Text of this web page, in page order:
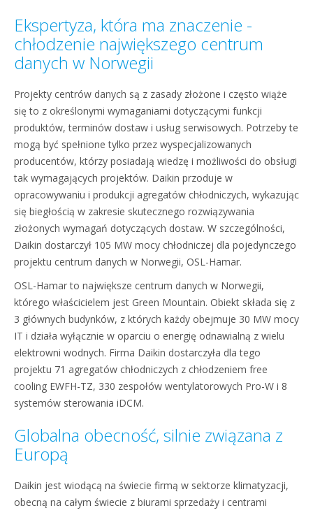
Ekspertyza, która ma znaczenie -
chłodzenie największego centrum
danych w Norwegii
Projekty centrów danych są z zasady złożone i często wiąże
się to z określonymi wymaganiami dotyczącymi funkcji
produktów, terminów dostaw i usług serwisowych. Potrzeby te
mogą być spełnione tylko przez wyspecjalizowanych
producentów, którzy posiadają wiedzę i możliwości do obsługi
tak wymagających projektów. Daikin przoduje w
opracowywaniu i produkcji agregatów chłodniczych, wykazując
się biegłością w zakresie skutecznego rozwiązywania
złożonych wymagań dotyczących dostaw. W szczególności,
Daikin dostarczył 105 MW mocy chłodniczej dla pojedynczego
projektu centrum danych w Norwegii, OSL-Hamar.
OSL-Hamar to największe centrum danych w Norwegii,
którego właścicielem jest Green Mountain. Obiekt składa się z
3 głównych budynków, z których każdy obejmuje 30 MW mocy
IT i działa wyłącznie w oparciu o energię odnawialną z wielu
elektrowni wodnych. Firma Daikin dostarczyła dla tego
projektu 71 agregatów chłodniczych z chłodzeniem free
cooling EWFH-TZ, 330 zespołów wentylatorowych Pro-W i 8
systemów sterowania iDCM.
Globalna obecność, silnie związana z
Europą
Daikin jest wiodącą na świecie firmą w sektorze klimatyzacji,
obecną na całym świecie z biurami sprzedaży i centrami